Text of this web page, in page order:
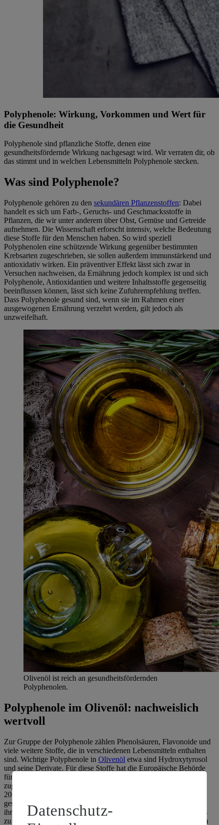
Polyphenole: Wirkung, Vorkommen und Wert für
die Gesundheit
Polyphenole sind pflanzliche Stoffe, denen eine
gesundheitsfördernde Wirkung nachgesagt wird. Wir verraten dir, ob
das stimmt und in welchen Lebensmitteln Polyphenole stecken.
Was sind Polyphenole?
Polyphenole gehören zu den sekundären Pflanzenstoffen: Dabei
handelt es sich um Farb-, Geruchs- und Geschmacksstoffe in
Pflanzen, die wir unter anderem über Obst, Gemüse und Getreide
aufnehmen. Die Wissenschaft erforscht intensiv, welche Bedeutung
diese Stoffe für den Menschen haben. So wird speziell
Polyphenolen eine schützende Wirkung gegenüber bestimmten
Krebsarten zugeschrieben, sie sollen außerdem immunstärkend und
antioxidativ wirken. Ein präventiver Effekt lässt sich zwar in
Versuchen nachweisen, da Ernährung jedoch komplex ist und sich
Polyphenole, Antioxidantien und weitere Inhaltsstoffe gegenseitig
beeinflussen können, lässt sich keine Zufuhrempfehlung treffen.
Dass Polyphenole gesund sind, wenn sie im Rahmen einer
ausgewogenen Ernährung verzehrt werden, gilt jedoch als
unzweifelhaft.
Olivenöl ist reich an gesundheitsfördernden
Polyphenolen.
Polyphenole im Olivenöl: nachweislich
wertvoll
Zur Gruppe der Polyphenole zählen Phenolsäuren, Flavonoide und
viele weitere Stoffe, die in verschiedenen Lebensmitteln enthalten
sind. Wichtige Polyphenole in Olivenöl etwa sind Hydroxytyrosol
und seine Derivate. Für diese Stoffe hat die Europäische Behörde
für Lebensmittelsicherheit (EFSA) sogar einen Health Claim
zugelassen, wenn das Öl mindestens 5 mg dieser Polyphenole pro
20 g enthält. Dann dürfen die Hersteller mit der
gesundheitsbezogenen Aussage werben, dass die Polyphenole in
ihrem Olivenöl dazu beitragen, die Blutfette vor oxidativem Stress
zu schützen. Das wiederum reduziert das Risiko für Ablagerungen
Datenschutz-